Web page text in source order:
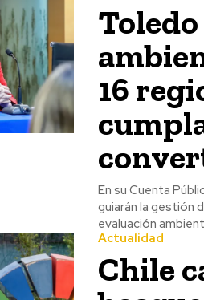
16
En su Cuenta
guiarán la gestión
evaluación
Actualidad
Chile